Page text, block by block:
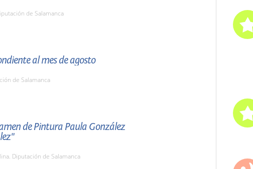
de Salamanca
al mes de agosto
de Salamanca
de Pintura Paula González
Diputación de Salamanca